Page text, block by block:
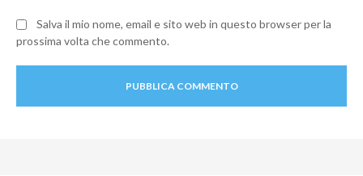
Salva il mio nome, email e sito web in questo browser per la
prossima volta che commento.